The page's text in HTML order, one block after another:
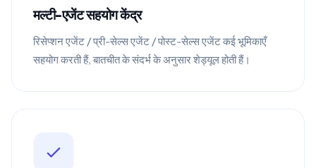
मल्टी-एजेंट सहयोग केंद्र
रिसेप्शन एजेंट / प्री-सेल्स एजेंट / पोस्ट-सेल्स एजेंट कई भूमिकाएँ
सहयोग करती हैं, बातचीत के संदर्भ के अनुसार शेड्यूल होती हैं।